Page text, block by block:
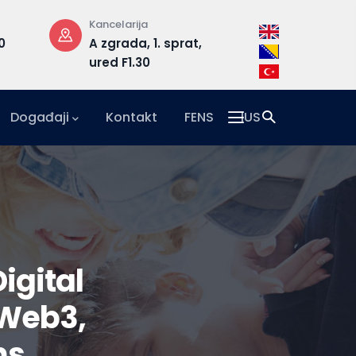
sprat,
Radno vrijeme
pon-pet: 08:30 –
17:00
Događaji Kontakt FENS IUS